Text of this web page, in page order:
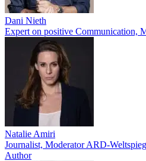
Dani Nieth
Expert on positive Communication,
Natalie Amiri
Journalist, Moderator ARD-
Author